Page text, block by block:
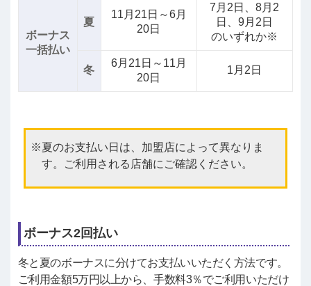
ボーナス
一括払い
夏
11月21日～6月
20日
7月2日、8月2
日、9月2日
のいずれか※
冬
6月21日～11月
20日
1月2日
夏のお支払い日は、加盟店によって異なりま
す。ご利用される店舗にご確認ください。
ボーナス2回払い
冬と夏のボーナスに分けてお支払いいただく方法です。
ご利用金額5万円以上から、手数料3％でご利用いただけ